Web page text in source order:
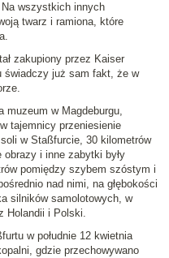
wszystkich innych
twarz i ramiona, które
zakupiony przez Kaiser
świadczy już sam fakt, że w
muzeum w Magdeburgu,
tajemnicy przeniesienie
w Staßfurcie, 30 kilometrów
obrazy i inne zabytki były
pomiędzy szybem szóstym i
nad nimi, na głębokości
silników samolotowych, w
Holandii i Polski.
w południe 12 kwietnia
gdzie przechowywano